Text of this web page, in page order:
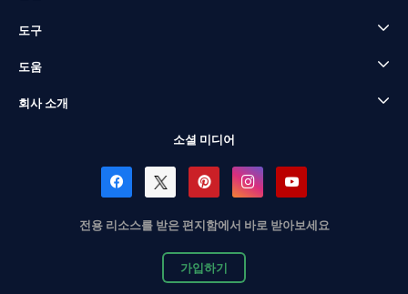
도구
도움
회사 소개
소셜 미디어
전용 리소스를 받은 편지함에서 바로 받아보세요
가입하기